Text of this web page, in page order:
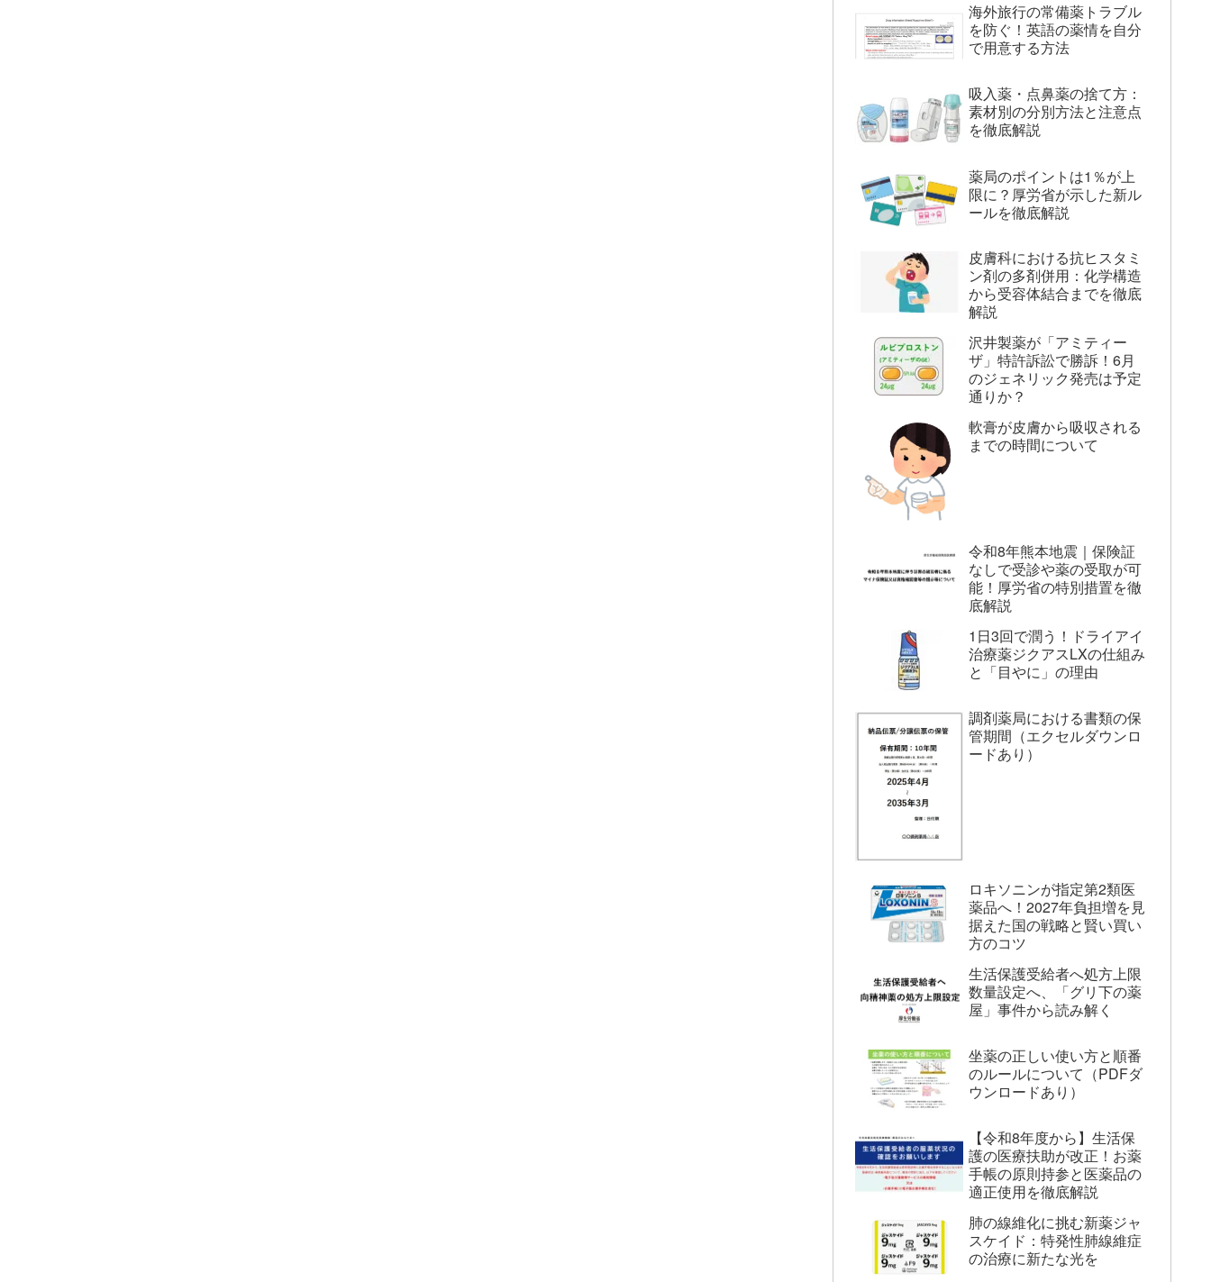
海外旅行の常備薬トラブル
を防ぐ！英語の薬情を自分
で用意する方法
吸入薬・点鼻薬の捨て方：
素材別の分別方法と注意点
を徹底解説
薬局のポイントは1％が上
限に？厚労省が示した新ル
ールを徹底解説
皮膚科における抗ヒスタミ
ン剤の多剤併用：化学構造
から受容体結合までを徹底
解説
沢井製薬が「アミティー
ザ」特許訴訟で勝訴！6月
のジェネリック発売は予定
通りか？
軟膏が皮膚から吸収される
までの時間について
令和8年熊本地震｜保険証
なしで受診や薬の受取が可
能！厚労省の特別措置を徹
底解説
1日3回で潤う！ドライアイ
治療薬ジクアスLXの仕組み
と「目やに」の理由
調剤薬局における書類の保
管期間（エクセルダウンロ
ードあり）
ロキソニンが指定第2類医
薬品へ！2027年負担増を見
据えた国の戦略と賢い買い
方のコツ
生活保護受給者へ処方上限
数量設定へ、「グリ下の薬
屋」事件から読み解く
坐薬の正しい使い方と順番
のルールについて（PDFダ
ウンロードあり）
【令和8年度から】生活保
護の医療扶助が改正！お薬
手帳の原則持参と医薬品の
適正使用を徹底解説
肺の線維化に挑む新薬ジャ
スケイド：特発性肺線維症
の治療に新たな光を